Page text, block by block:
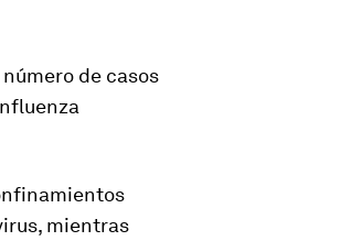
de casos
mientras